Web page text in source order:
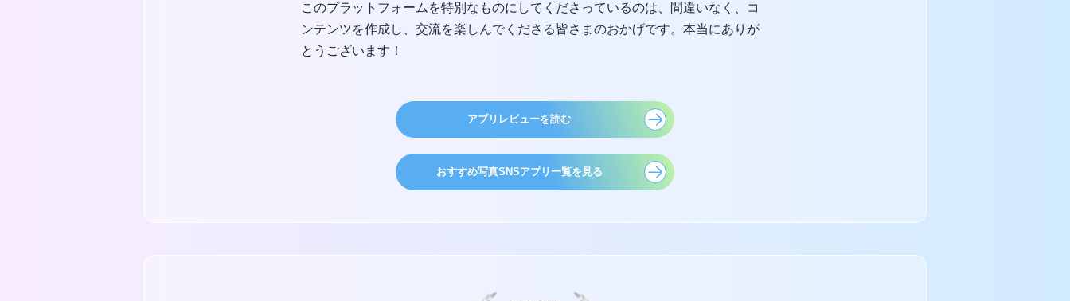
このプラットフォームを特別なものにしてくださっているのは、間違いなく、コ
ンテンツを作成し、交流を楽しんでくださる皆さまのおかげです。本当にありが
とうございます！
アプリレビューを読む
おすすめ写真SNSアプリ一覧を見る